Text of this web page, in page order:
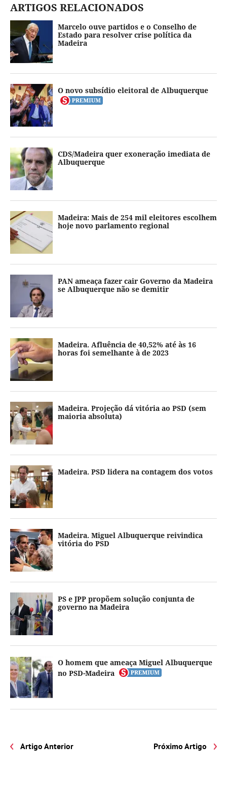
ARTIGOS RELACIONADOS
Marcelo ouve partidos e o Conselho de
Estado para resolver crise política da
Madeira
O novo subsídio eleitoral de Albuquerque
CDS/Madeira quer exoneração imediata de
Albuquerque
Madeira: Mais de 254 mil eleitores escolhem
hoje novo parlamento regional
PAN ameaça fazer cair Governo da Madeira
se Albuquerque não se demitir
Madeira. Afluência de 40,52% até às 16
horas foi semelhante à de 2023
Madeira. Projeção dá vitória ao PSD (sem
maioria absoluta)
Madeira. PSD lidera na contagem dos votos
Madeira. Miguel Albuquerque reivindica
vitória do PSD
PS e JPP propõem solução conjunta de
governo na Madeira
O homem que ameaça Miguel Albuquerque
no PSD-Madeira
Artigo Anterior Próximo Artigo